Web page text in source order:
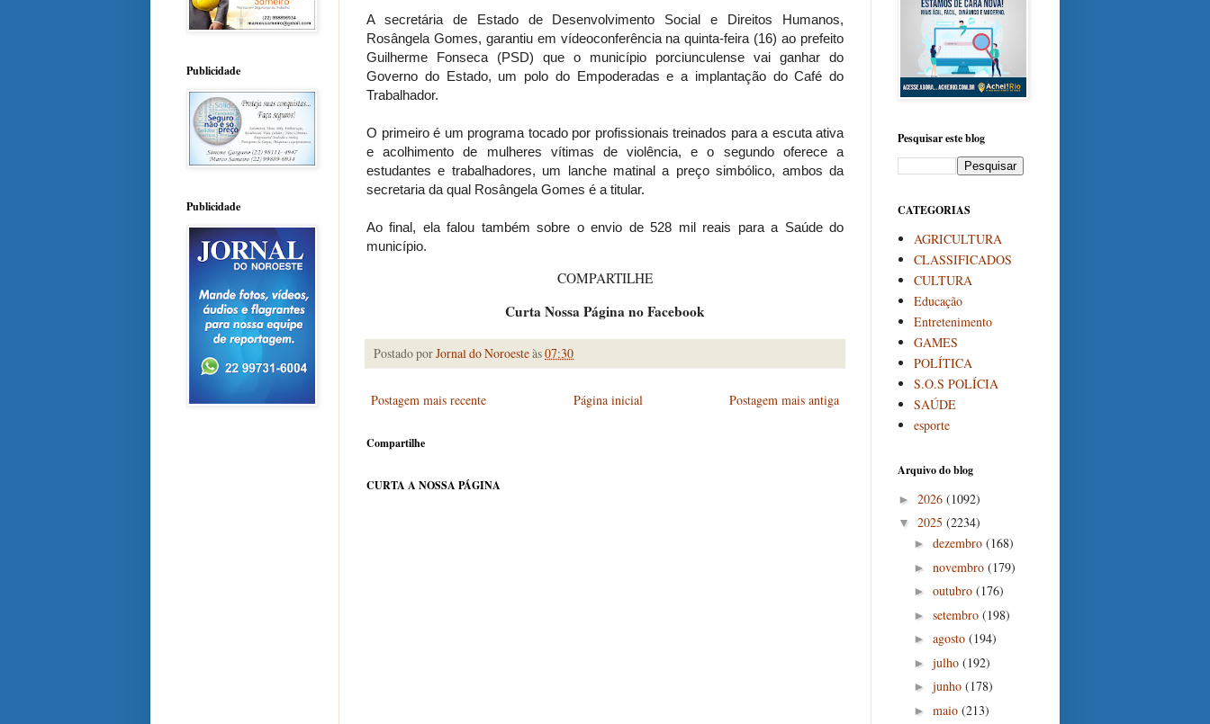
A secretária de Estado de Desenvolvimento Social e Direitos Humanos,
Rosângela Gomes, garantiu em vídeoconferência na quinta-feira (16) ao prefeito
Guilherme Fonseca (PSD) que o município porciunculense vai ganhar do
Governo do Estado, um polo do Empoderadas e a implantação do Café do
Trabalhador.
O primeiro é um programa tocado por profissionais treinados para a escuta ativa
e acolhimento de mulheres vítimas de violência, e o segundo oferece a
estudantes e trabalhadores, um lanche matinal a preço simbólico, ambos da
secretaria da qual Rosângela Gomes é a titular.
Ao final, ela falou também sobre o envio de 528 mil reais para a Saúde do
município.
COMPARTILHE
Curta Nossa Página no Facebook
Postado porJornal do Noroesteàs07:30
Postagem mais recente Postagem mais antiga
Página inicial
Compartilhe
CURTA A NOSSA PÁGINA
Publicidade
Publicidade
Pesquisar este blog
CATEGORIAS
AGRICULTURA
CLASSIFICADOS
CULTURA
Educação
Entretenimento
GAMES
POLÍTICA
S.O.S POLÍCIA
SAÚDE
esporte
Arquivo do blog
► 2026 (1092)
▼ 2025 (2234)
► dezembro (168)
► novembro (179)
► outubro (176)
► setembro (198)
► agosto (194)
► julho (192)
► junho (178)
► maio (213)